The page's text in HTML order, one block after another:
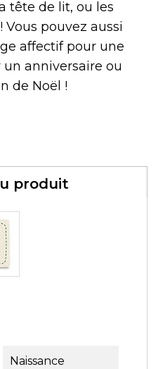
tête de lit, ou les
pouvez aussi
affectif pour une
anniversaire ou
de Noël !
produit
Naissance